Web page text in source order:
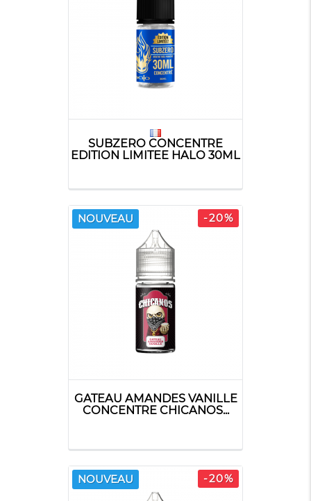
SUBZERO CONCENTRE
EDITION LIMITEE HALO 30ML
NOUVEAU -20%
GATEAU AMANDES VANILLE
CONCENTRE CHICANOS...
NOUVEAU -20%